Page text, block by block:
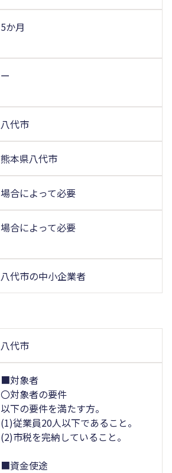
5か月
ー
八代市
熊本県八代市
場合によって必要
場合によって必要
八代市の中小企業者
八代市
■対象者
〇対象者の要件
以下の要件を満たす方。
(1)従業員20人以下であること。
(2)市税を完納していること。
■資金使途